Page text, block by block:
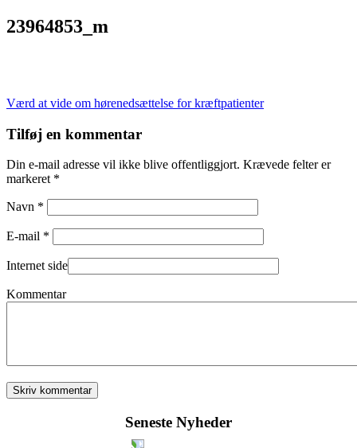
23964853_m
Indlægsnavigation
Værd at vide om hørenedsættelse for kræftpatienter
Tilføj en kommentar
Din e-mail adresse vil ikke blive offentliggjort. Krævede felter er
markeret *
Navn *
E-mail *
Internet side
Kommentar
Seneste Nyheder